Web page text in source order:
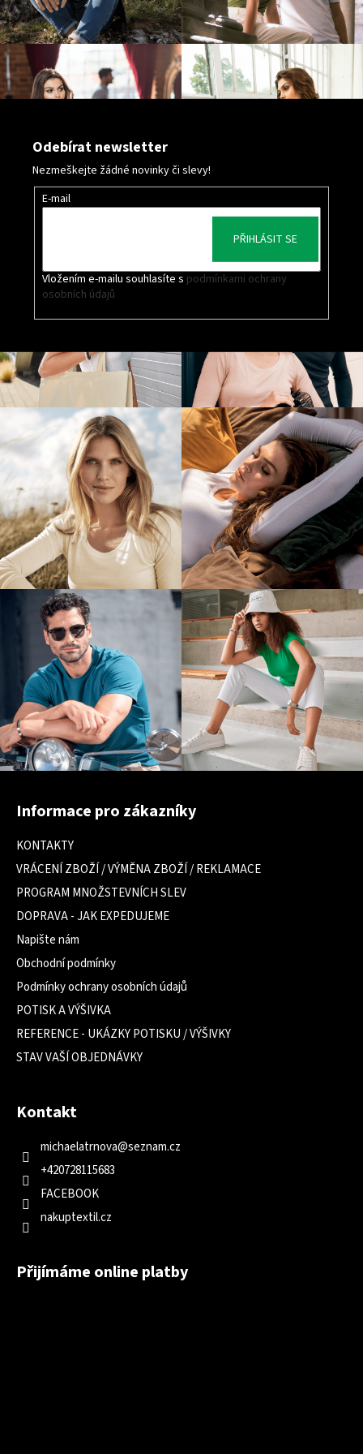
Odebírat newsletter
Nezmeškejte žádné novinky či slevy!
E-mail
Vložením e-mailu souhlasíte s podmínkami ochrany
osobních údajů
PŘIHLÁSIT SE
Z
Informace pro zákazníky
KONTAKTY
VRÁCENÍ ZBOŽÍ / VÝMĚNA ZBOŽÍ / REKLAMACE
PROGRAM MNOŽSTEVNÍCH SLEV
DOPRAVA - JAK EXPEDUJEME
Napište nám
Obchodní podmínky
Podmínky ochrany osobních údajů
POTISK A VÝŠIVKA
REFERENCE - UKÁZKY POTISKU / VÝŠIVKY
STAV VAŠÍ OBJEDNÁVKY
Kontakt
michaelatrnova@seznam.cz
+420728115683
FACEBOOK
nakuptextil.cz
Přijímáme online platby